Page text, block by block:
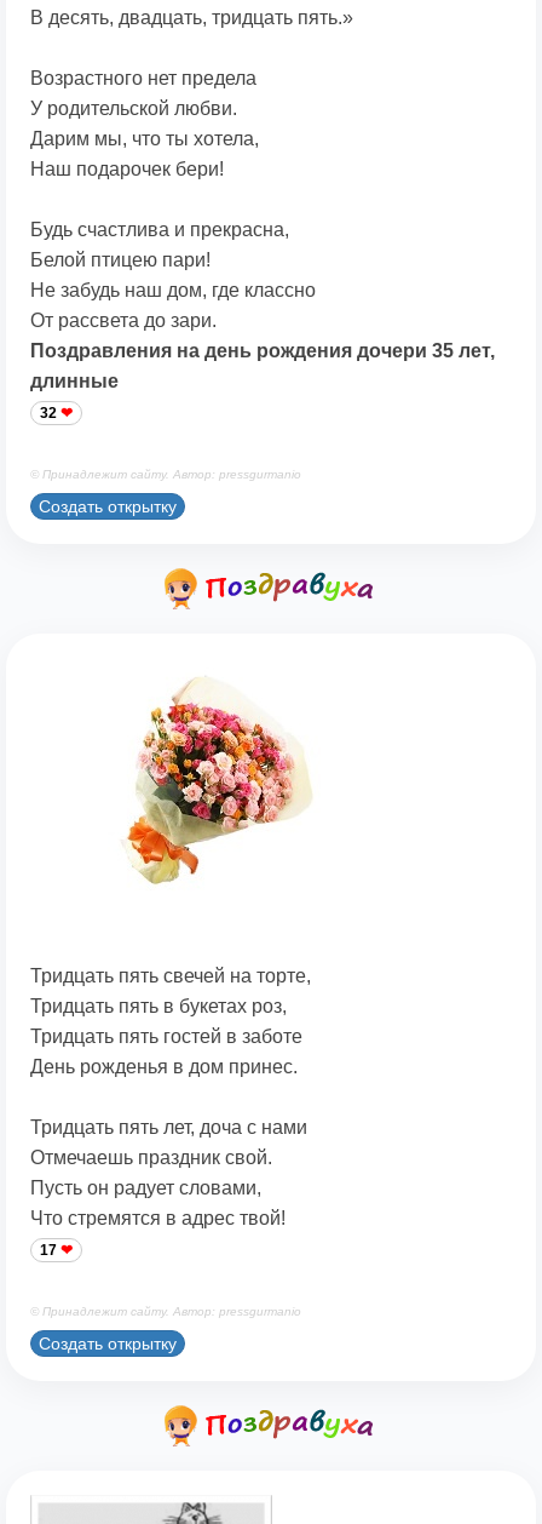
В десять, двадцать, тридцать пять.»
Возрастного нет предела
У родительской любви.
Дарим мы, что ты хотела,
Наш подарочек бери!
Будь счастлива и прекрасна,
Белой птицею пари!
Не забудь наш дом, где классно
От рассвета до зари.
Поздравления на день рождения дочери 35 лет,
длинные
32
© Принадлежит сайту. Автор: pressgurmanio
Создать открытку
Тридцать пять свечей на торте,
Тридцать пять в букетах роз,
Тридцать пять гостей в заботе
День рожденья в дом принес.
Тридцать пять лет, доча с нами
Отмечаешь праздник свой.
Пусть он радует словами,
Что стремятся в адрес твой!
17
© Принадлежит сайту. Автор: pressgurmanio
Создать открытку